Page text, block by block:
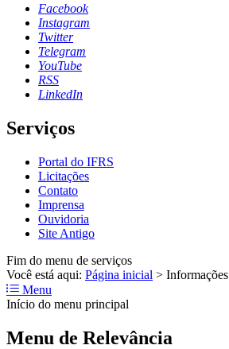
Facebook
Instagram
Twitter
Telegram
YouTube
RSS
LinkedIn
Serviços
Portal do IFRS
Licitações
Contato
Imprensa
Ouvidoria
Site Antigo
Fim do menu de serviços
Você está aqui: Página inicial > Informações
Menu
Início do menu principal
Menu de Relevância